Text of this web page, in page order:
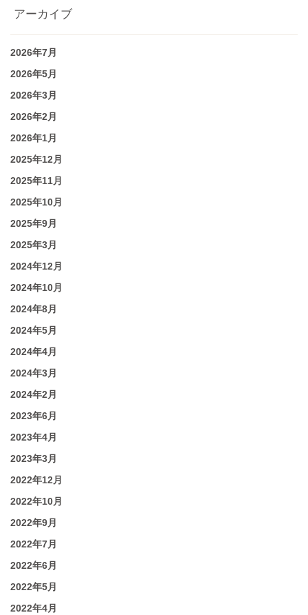
アーカイブ
2026年7月
2026年5月
2026年3月
2026年2月
2026年1月
2025年12月
2025年11月
2025年10月
2025年9月
2025年3月
2024年12月
2024年10月
2024年8月
2024年5月
2024年4月
2024年3月
2024年2月
2023年6月
2023年4月
2023年3月
2022年12月
2022年10月
2022年9月
2022年7月
2022年6月
2022年5月
2022年4月